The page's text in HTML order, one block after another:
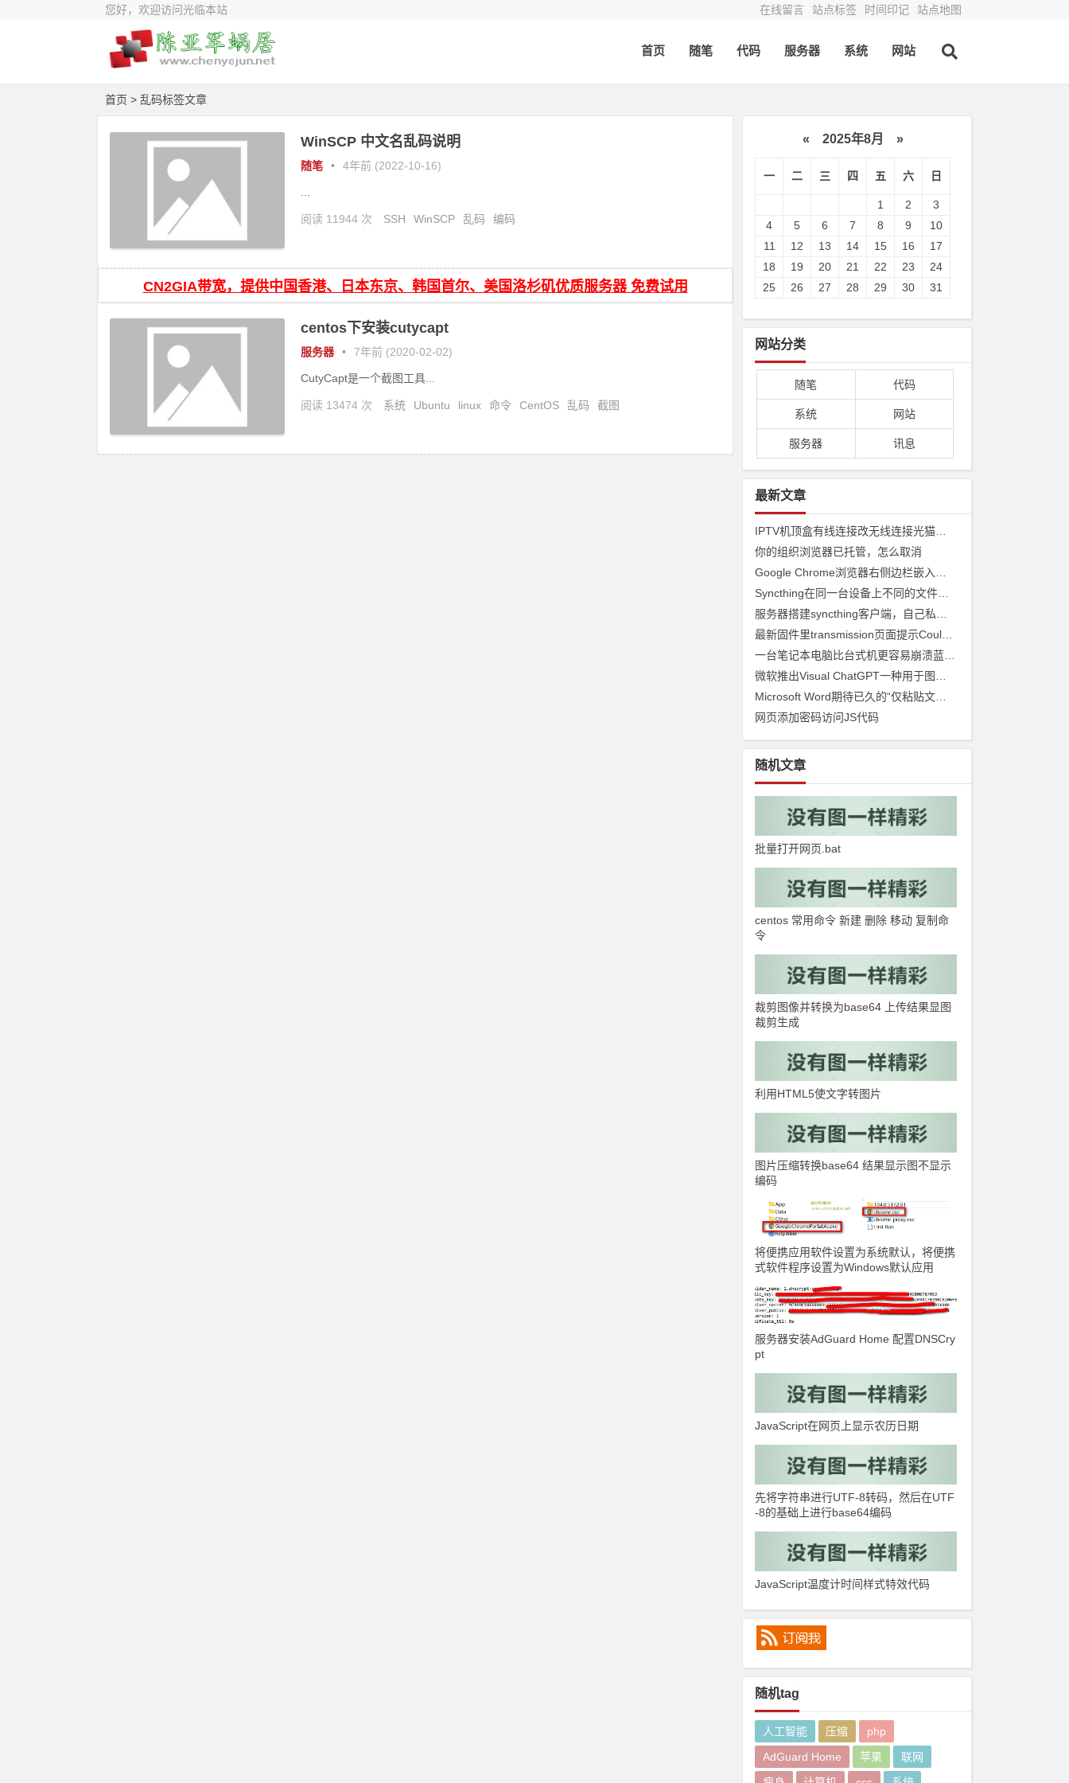
您好，欢迎访问光临本站 在线留言 站点标签 时间印记 站点地图
首页 随笔 代码 服务器 系统 网站
首页 > 乱码标签文章
WinSCP 中文名乱码说明
随笔 • 4年前 (2022-10-16)
阅读 11944 次 SSH WinSCP 乱码 编码
CN2GIA带宽，提供中国香港、日本东京、韩国首尔、美国洛杉矶优质服务器 免费试用
centos下安装cutycapt
服务器 • 7年前 (2020-02-02)
CutyCapt是一个截图工具...
阅读 13474 次 系统 Ubuntu linux 命令 CentOS 乱码 截图
« 2025年8月 »
一 二 三 四 五 六 日
1 2
3
4
5 6 7 8 9
10
11
12 13 14 15 16
17
18
19 20 21 22 23
24
25
26 27 28 29 30 31
网站分类
随笔 代码
系统 网站
服务器 讯息
最新文章
你的组织浏览器已托管，怎么取消
网页添加密码访问JS代码
随机文章
批量打开网页.bat
centos 常用命令 新建 删除 移动 复制命
令
裁剪图像并转换为base64 上传结果显图
裁剪生成
利用HTML5使文字转图片
图片压缩转换base64 结果显示图不显示
编码
将便携应用软件设置为系统默认，将便携
式软件程序设置为Windows默认应用
服务器安装AdGuard Home 配置DNSCry
pt
JavaScript在网页上显示农历日期
先将字符串进行UTF-8转码，然后在UTF
-8的基础上进行base64编码
JavaScript温度计时间样式特效代码
随机tag
人工智能 压缩
php
AdGuard Home
苹果
联网